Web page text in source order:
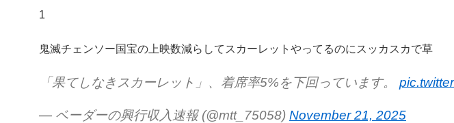
1
鬼滅チェンソー国宝の上映数減らしてスカーレットやってるのにスッカスカで草
「果てしなきスカーレット」、着席率5%を下回っています。
— ベーダーの興行収入速報 (@mtt_75058) November 21, 2025